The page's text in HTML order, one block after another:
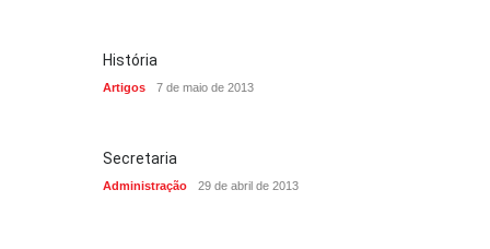
História
Artigos 7 de maio de 2013
Secretaria
Administração 29 de abril de 2013